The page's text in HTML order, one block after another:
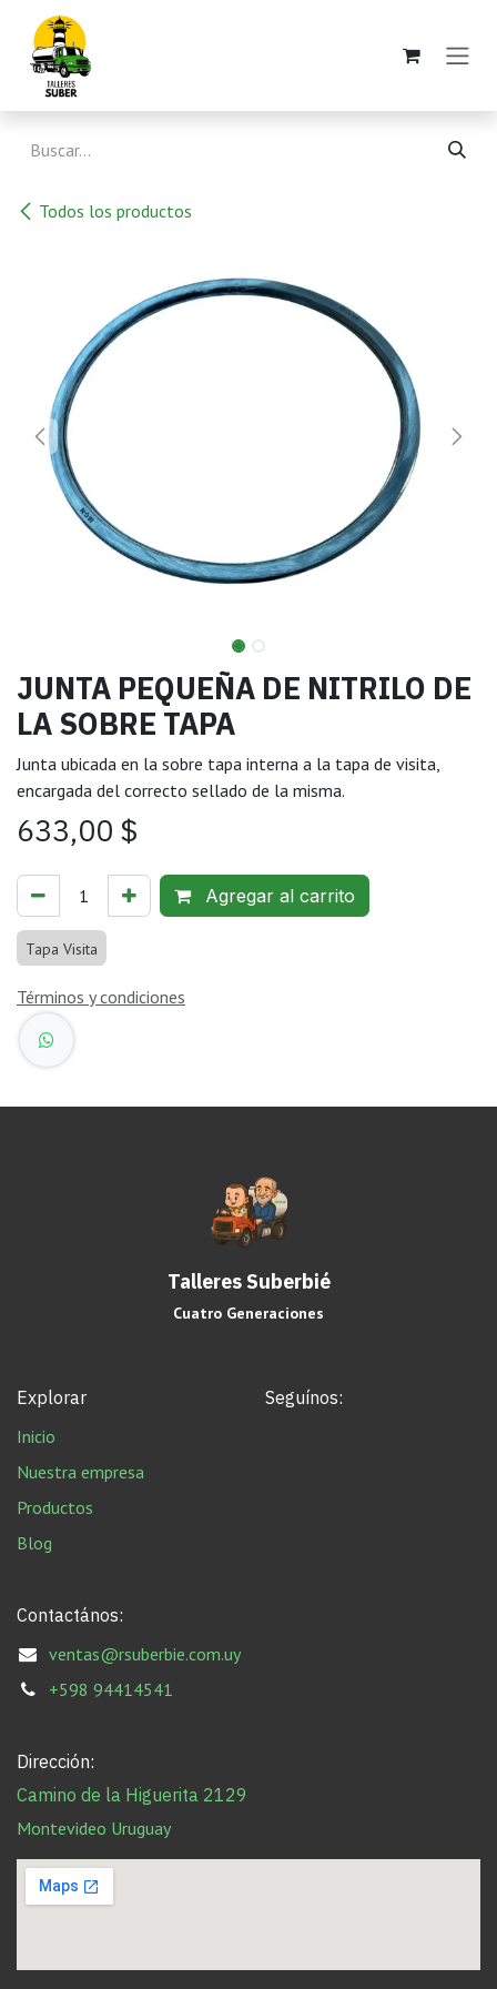
Ir al contenido
Todos los productos
JUNTA PEQUEÑA DE NITRILO DE
LA SOBRE TAPA
Junta ubicada en la sobre tapa interna a la tapa de visita,
encargada del correcto sellado de la misma.
633,00 $
Agregar al carrito
Tapa Visita
Términos y condiciones
Talleres Suberbié
Cuatro Generaciones
Explorar
Inicio
Nuestra empresa
Productos
Blog
Contactános:
ventas@rsuberbie.com.uy
+598 94414541
Seguínos:
Dirección:
Camino de la Higuerita 2129
Montevideo Uruguay